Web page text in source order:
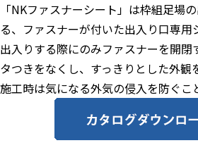
「NKファスナーシート」は枠組足場
る、ファスナーが付いた出入り口専用
出入りする際にのみファスナーを開閉
タつきをなくし、すっきりとした外観
施工時は気になる外気の侵入を防ぐこ